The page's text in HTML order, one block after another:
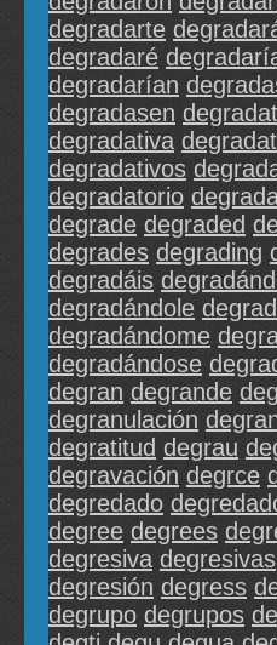
degradarte
degradaré
degradarían
degradasen
degradativa
degradativos
degradatorio
degrade degraded
degrades degrading
degradáis
degradándole
degradándome
degradándose
degran degrande
degranulación
degratitud degrau
degravación degrce
degredado
degree degrees
degresiva degresivas
degresión degress
degrupo degrupos